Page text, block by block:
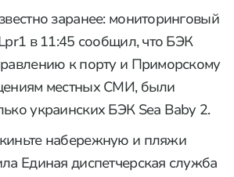
заранее: мониторинговый
в 11:45 сообщил, что БЭК
к порту и Приморскому
местных СМИ, были
украинских БЭК Sea Baby 2.
набережную и пляжи
Единая диспетчерская служба